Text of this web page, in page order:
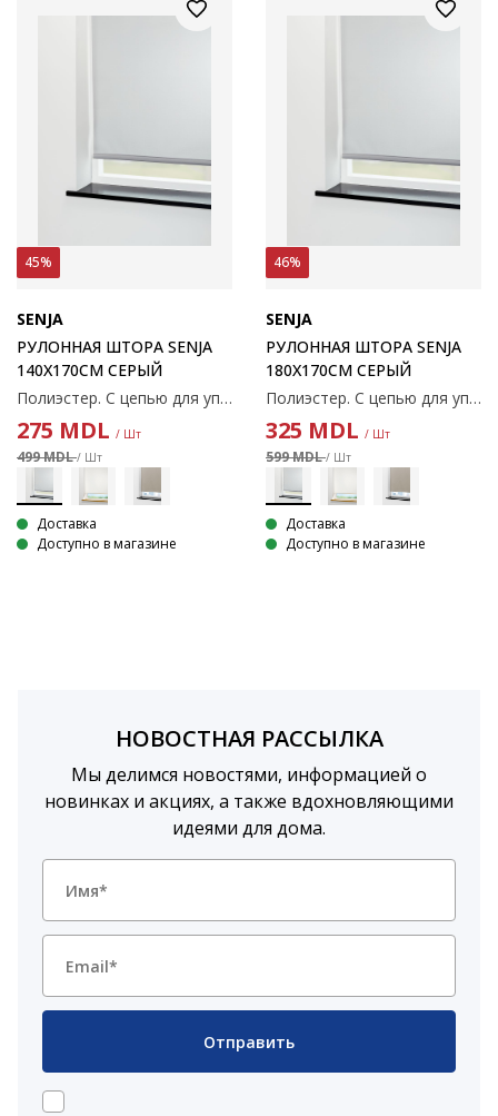
45%
SENJA
РУЛОННАЯ ШТОРА SENJA
140X170СМ СЕРЫЙ
Полиэстер. С цепью для управления. Ширину можно обрезать. 140x170 см
275 MDL / Шт
499 MDL/ Шт
Доставка
Доступно в магазине
46%
SENJA
РУЛОННАЯ ШТОРА SENJA
180X170СМ СЕРЫЙ
Полиэстер. С цепью для управления. Ширину можно обрезать. 180x170 см
325 MDL / Шт
599 MDL/ Шт
Доставка
Доступно в магазине
НОВОСТНАЯ РАССЫЛКА
Мы делимся новостями, информацией о
новинках и акциях, а также вдохновляющими
идеями для дома.
Отправить